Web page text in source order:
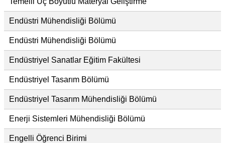
Endüstri Mühendisliği Bölümü
Endüstri Mühendisliği Bölümü
Endüstriyel Sanatlar Eğitim Fakültesi
Endüstriyel Tasarım Bölümü
Endüstriyel Tasarım Mühendisliği Bölümü
Enerji Sistemleri Mühendisliği Bölümü
Engelli Öğrenci Birimi